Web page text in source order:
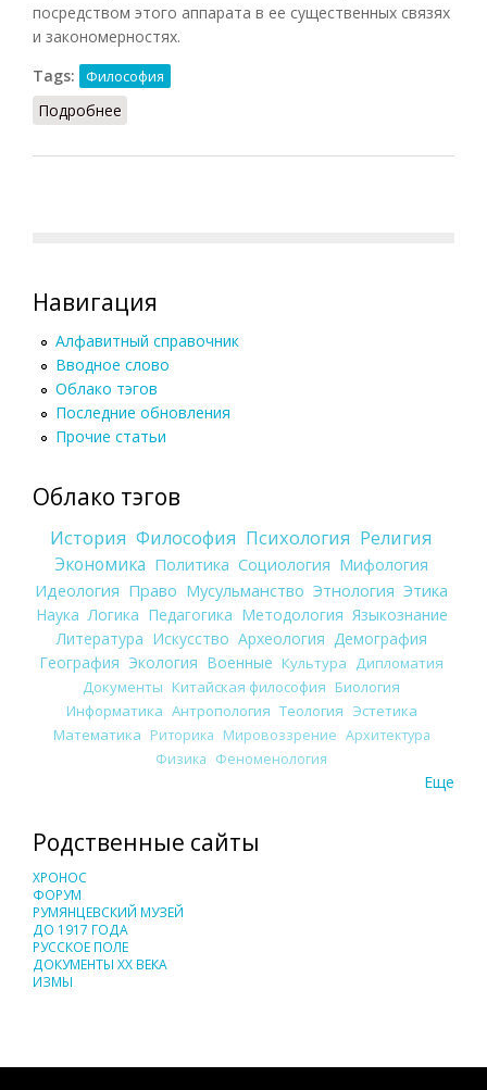
посредством этого аппарата в ее существенных связях
и закономерностях.
Tags:
Философия
Подробнее
Навигация
Алфавитный справочник
Вводное слово
Облако тэгов
Последние обновления
Прочие статьи
Облако тэгов
История Философия Психология Религия
Экономика Политика Социология Мифология
Идеология Право Мусульманство Этнология Этика
Наука Логика Педагогика Методология Языкознание
Литература Искусство Археология Демография
География Экология Военные Культура
Дипломатия
Документы Китайская философия Биология
Информатика Антропология Теология Эстетика
Математика Риторика Мировоззрение Архитектура
Физика Феноменология
Еще
Родственные сайты
ХРОНОС
ФОРУМ
РУМЯНЦЕВСКИЙ МУЗЕЙ
ДО 1917 ГОДА
РУССКОЕ ПОЛЕ
ДОКУМЕНТЫ XX ВЕКА
ИЗМЫ